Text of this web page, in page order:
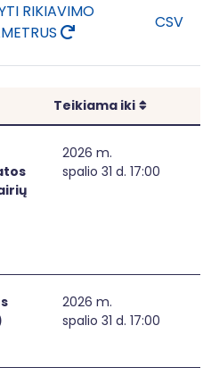
RIKIAVIMO
CSV
Teikiama iki Rikiuoti
2026 m.
spalio 31 d. 17:00
2026 m.
spalio 31 d. 17:00